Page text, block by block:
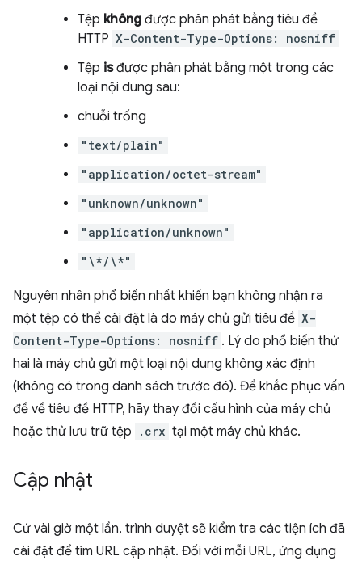
Tệp không được phân phát bằng tiêu đề
HTTP X-Content-Type-Options: nosniff
Tệp isđược phân phát bằng một trong các
loại nội dung sau:
chuỗi trống
"text/plain"
"application/octet-stream"
"unknown/unknown"
"application/unknown"
"\*/\*"
Nguyên nhân phổ biến nhất khiến bạn không nhận ra
một tệp có thể cài đặt là do máy chủ gửi tiêu đề X-
Content-Type-Options: nosniff . Lý do phổ biến thứ
hai là máy chủ gửi một loại nội dung không xác định
(không có trong danh sách trước đó). Để khắc phục vấn
đề về tiêu đề HTTP, hãy thay đổi cấu hình của máy chủ
hoặc thử lưu trữ tệp
.crx tại một máy chủ khác.
Cập nhật
Cứ vài giờ một lần, trình duyệt sẽ kiểm tra các tiện ích đã
cài đặt để tìm URL cập nhật. Đối với mỗi URL, ứng dụng